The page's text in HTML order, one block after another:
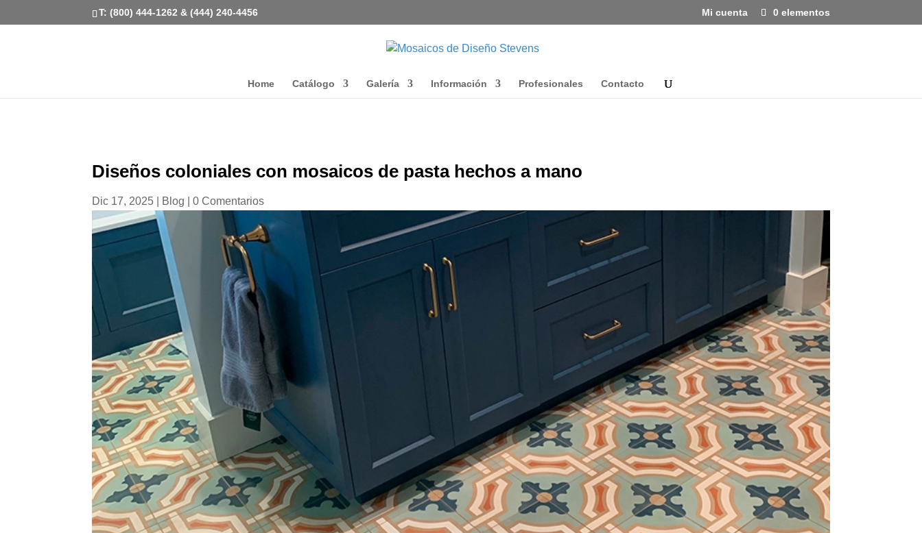
T: (800) 444-1262 & (444) 240-4456 Mi cuenta 0 elementos
Home Catálogo Galería Información Profesionales Contacto
Diseños coloniales con mosaicos de pasta hechos a mano
Dic 17, 2025 Blog |0 Comentarios